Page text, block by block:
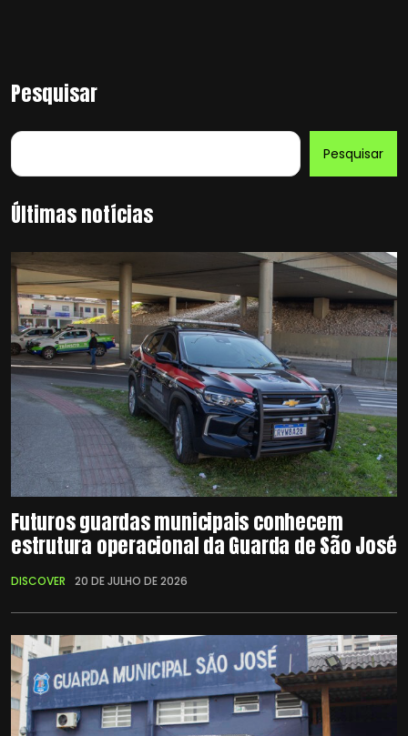
Pesquisar
Pesquisar
Últimas notícias
Futuros guardas municipais conhecem
estrutura operacional da Guarda de São José
DISCOVER 20 DE JULHO DE 2026